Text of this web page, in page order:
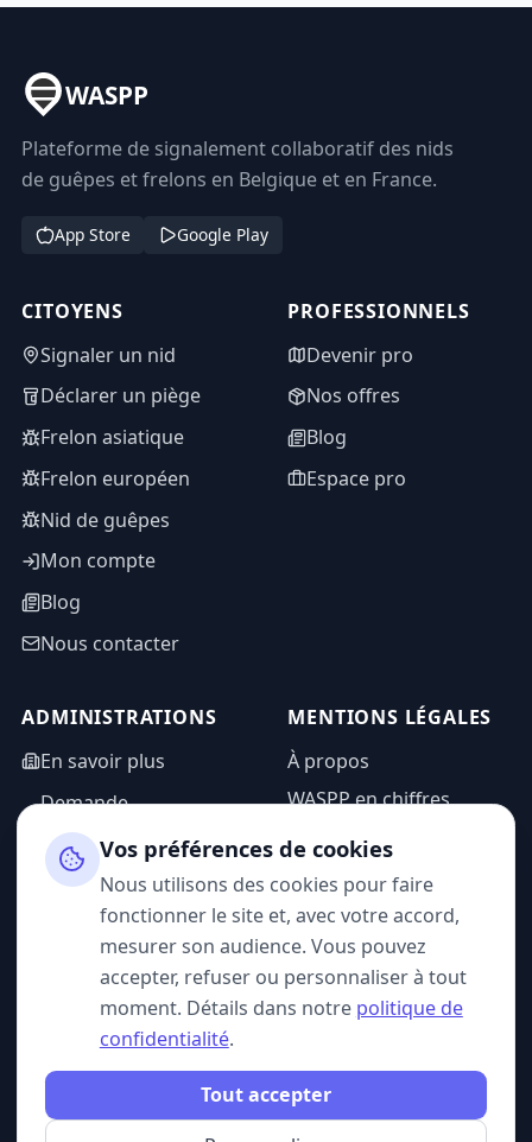
WASPP
Plateforme de signalement collaboratif des nids
de guêpes et frelons en Belgique et en France.
App Store Google Play
CITOYENS
Signaler un nid
Déclarer un piège
Frelon asiatique
Frelon européen
Nid de guêpes
Mon compte
Blog
Nous contacter
PROFESSIONNELS
Devenir pro
Nos offres
Blog
Espace pro
ADMINISTRATIONS
En savoir plus
Demande
d'information
Espace admin
MENTIONS LÉGALES
À propos
WASPP en chiffres
Mentions légales
Politique de
confidentialité
CGU
SUIVEZ-NOUS
Vos préférences de cookies
Nous utilisons des cookies pour faire
fonctionner le site et, avec votre accord,
mesurer son audience. Vous pouvez
accepter, refuser ou personnaliser à tout
moment. Détails dans notre politique de
confidentialité.
Tout accepter